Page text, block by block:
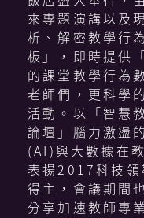
來專題演講以及
析、解密教學行
板」，即時提供
的課堂教學行為
老師們，更科學
活動。以「智慧
論壇」腦力激盪
(AI)與大數據在
表揚2017科技領
得主，會議期間
分享加速教師專